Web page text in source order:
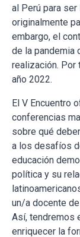
al Perú para
originalmente
embargo, el
de la pandemia
realización. Por
año 2022.
El V Encuentro
conferencias
sobre qué
a los desafíos
educación
política y su
un/a docente
Así, tendremos
enriquecer la